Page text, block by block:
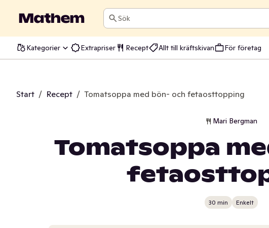
Sök
Kategorier Extrapriser Recept Allt till kräftskivan För företag
Start / Recept / Tomatsoppa med bön- och fetaosttopping
Mari Bergman
Tomatsoppa
30 min Enkelt